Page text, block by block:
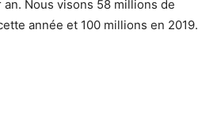
Nous visons 58 millions de
année et 100 millions en 2019.